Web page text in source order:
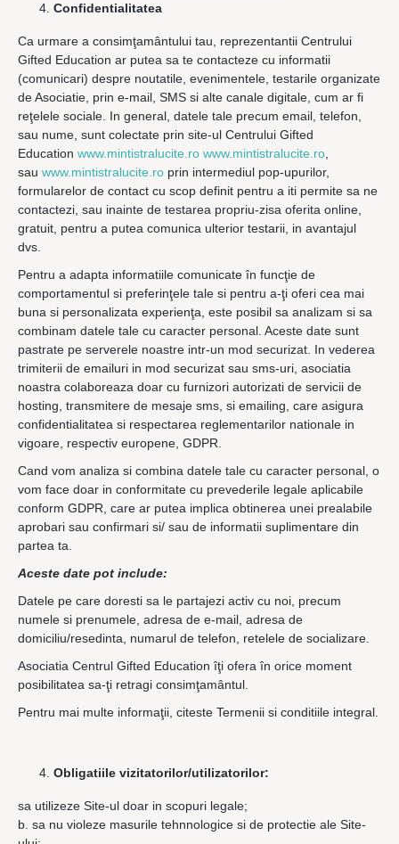
Confidentialitatea
Ca urmare a consimţamântului tau, reprezentantii Centrului
Gifted Education ar putea sa te contacteze cu informatii
(comunicari) despre noutatile, evenimentele, testarile organizate
de Asociatie, prin e-mail, SMS si alte canale digitale, cum ar fi
reţelele sociale. In general, datele tale precum email, telefon,
sau nume, sunt colectate prin site-ul Centrului Gifted
Education www.mintistralucite.ro www.mintistralucite.ro
sau www.mintistralucite.ro prin intermediul pop-upurilor,
formularelor de contact cu scop definit pentru a iti permite sa ne
contactezi, sau inainte de testarea propriu-zisa oferita online,
gratuit, pentru a putea comunica ulterior testarii, in avantajul
dvs.
Pentru a adapta informatiile comunicate în funcţie de
comportamentul si preferinţele tale si pentru a-ţi oferi cea mai
buna si personalizata experienţa, este posibil sa analizam si sa
combinam datele tale cu caracter personal. Aceste date sunt
pastrate pe serverele noastre intr-un mod securizat. In vederea
trimiterii de emailuri in mod securizat sau sms-uri, asociatia
noastra colaboreaza doar cu furnizori autorizati de servicii de
hosting, transmitere de mesaje sms, si emailing, care asigura
confidentialitatea si respectarea reglementarilor nationale in
vigoare, respectiv europene, GDPR.
Cand vom analiza si combina datele tale cu caracter personal, o
vom face doar in conformitate cu prevederile legale aplicabile
conform GDPR, care ar putea implica obtinerea unei prealabile
aprobari sau confirmari si/ sau de informatii suplimentare din
partea ta.
Aceste date pot include:
Datele pe care doresti sa le partajezi activ cu noi, precum
numele si prenumele, adresa de e-mail, adresa de
domiciliu/resedinta, numarul de telefon, retelele de socializare.
Asociatia Centrul Gifted Education îţi ofera în orice moment
posibilitatea sa-ţi retragi consimţamântul.
Pentru mai multe informaţii, citeste Termenii si conditiile integral.
Obligatiile vizitatorilor/utilizatorilor:
sa utilizeze Site-ul doar in scopuri legale;
b. sa nu violeze masurile tehnnologice si de protectie ale Site-